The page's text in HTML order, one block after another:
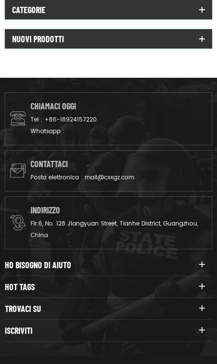
CATEGORIE
NUOVI PRODOTTI
CHIAMACI OGGI
Tel : +86-18924157220
Whatsapp :
CONTATTACI
Posta elettronica : mail@cxxgz.com
INDIRIZZO
Flr.6, No. 128 Jiangyuan Street, Tianhe District, Guangzhou,
China
HO BISOGNO DI AIUTO
HOT TAGS
TROVACI SU
ISCRIVITI